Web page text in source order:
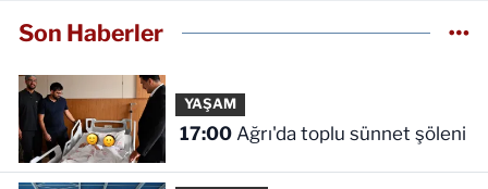
Son Haberler
YAŞAM
17:00 Ağrı'da toplu sünnet şöleni